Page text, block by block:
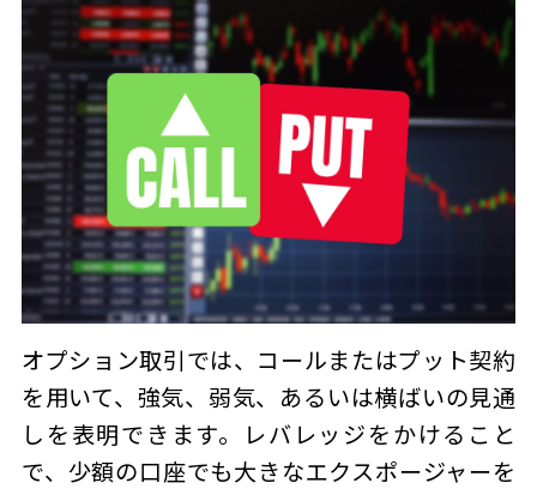
オプション取引では、コールまたはプット契約
を用いて、強気、弱気、あるいは横ばいの見通
しを表明できます。レバレッジをかけること
で、少額の口座でも大きなエクスポージャーを